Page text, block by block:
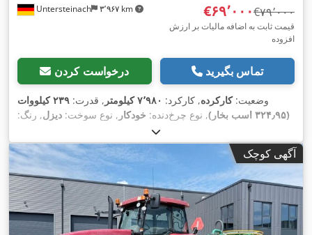
Untersteinach ۳٬۹۶۷ km ‎€۶۹٬۰۰۰ ‎€۷۹٬۰۰۰
قیمت ثابت به اضافه مالیات بر ارزش
افزوده
درخواست کردن تماس بگیرید
وضعیت:کارکرده, کارکرد: ۷٬۹۸۰ کیلومتر , قدرت:
۲۳۹ کیلووات
(۳۲۴٫۹۵ اسب بخار)
, نوع چرخ‌دنده: خودکار , نوع سوخت: دیزل, رنگ:
, سال ساخت:
مطبوع,
آگهی کوچک